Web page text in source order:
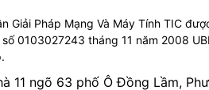
Giải Pháp Mạng Và Máy Tính TIC
0103027243 tháng 11 năm 2008
11 ngõ 63 phố Ô Đồng Lầm,